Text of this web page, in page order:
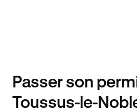
Passer son
Toussus-le-